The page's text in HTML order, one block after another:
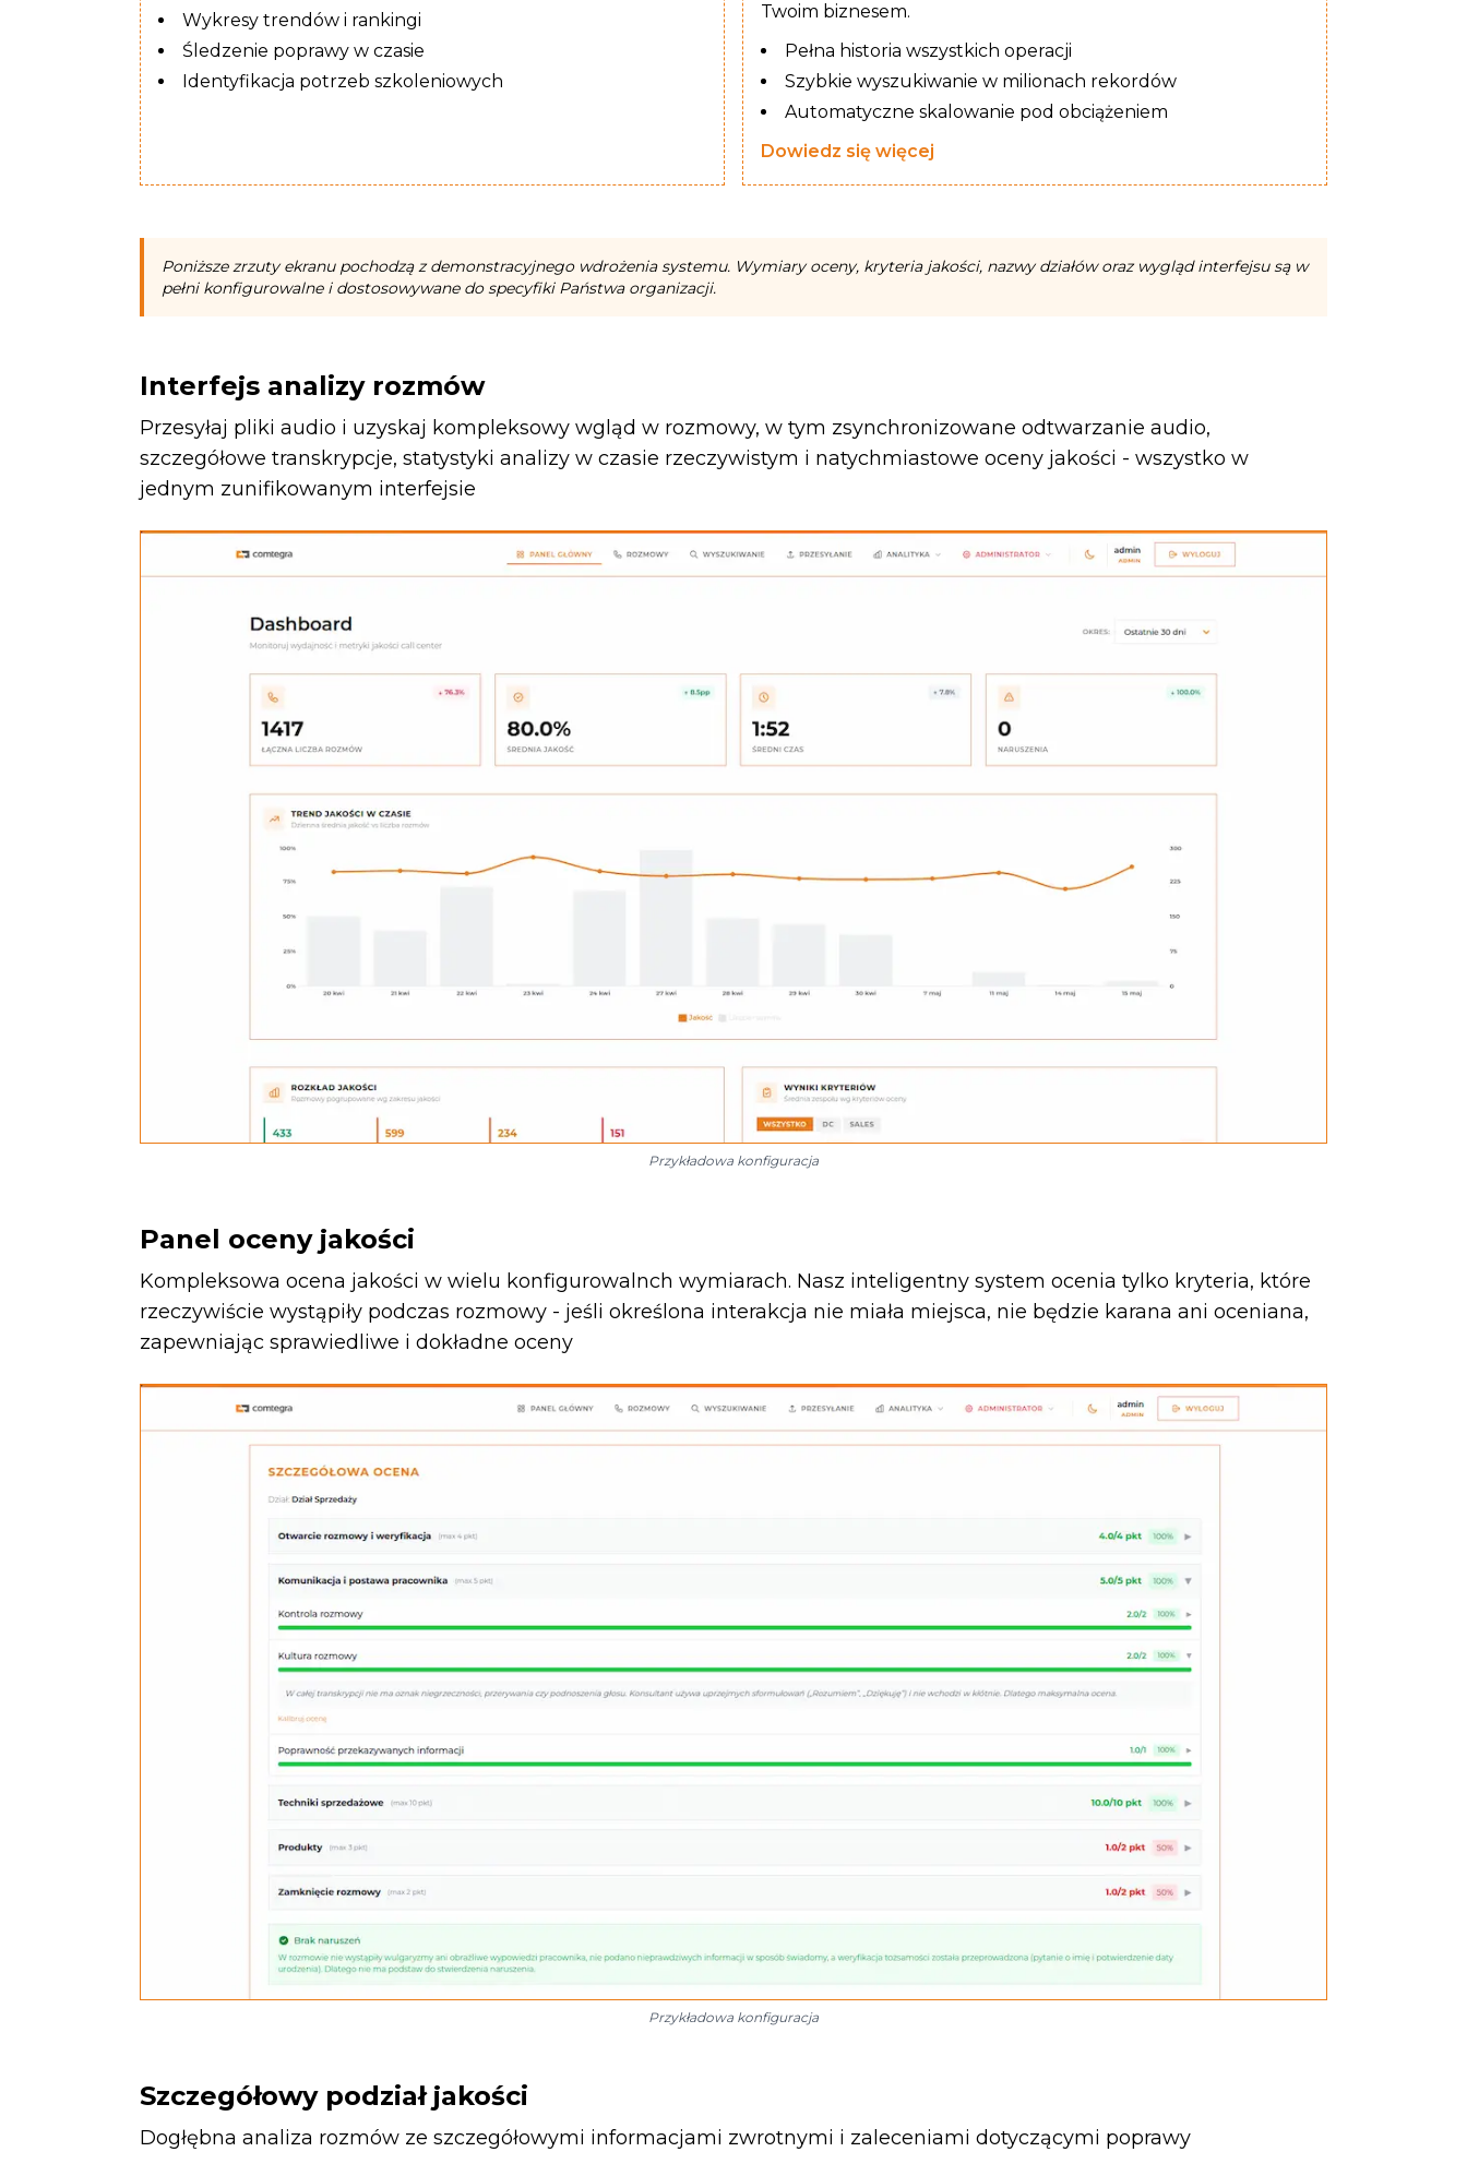
Wykresy trendów i rankingi
Śledzenie poprawy w czasie
Identyfikacja potrzeb szkoleniowych
Twoim biznesem.
Pełna historia wszystkich operacji
Szybkie wyszukiwanie w milionach rekordów
Automatyczne skalowanie pod obciążeniem
Dowiedz się więcej
Poniższe zrzuty ekranu pochodzą z demonstracyjnego wdrożenia systemu. Wymiary oceny, kryteria jakości, nazwy działów oraz wygląd interfejsu są w
pełni konfigurowalne i dostosowywane do specyfiki Państwa organizacji.
Interfejs analizy rozmów
Przesyłaj pliki audio i uzyskaj kompleksowy wgląd w rozmowy, w tym zsynchronizowane odtwarzanie audio,
szczegółowe transkrypcje, statystyki analizy w czasie rzeczywistym i natychmiastowe oceny jakości - wszystko w
jednym zunifikowanym interfejsie
Przykładowa konfiguracja
Panel oceny jakości
Kompleksowa ocena jakości w wielu konfigurowalnch wymiarach. Nasz inteligentny system ocenia tylko kryteria, które
rzeczywiście wystąpiły podczas rozmowy - jeśli określona interakcja nie miała miejsca, nie będzie karana ani oceniana,
zapewniając sprawiedliwe i dokładne oceny
Przykładowa konfiguracja
Szczegółowy podział jakości
Dogłębna analiza rozmów ze szczegółowymi informacjami zwrotnymi i zaleceniami dotyczącymi poprawy